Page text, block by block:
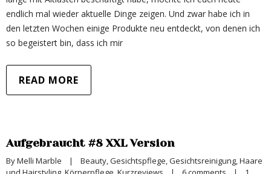
endlich mal wieder aktuelle Dinge zeigen. Und zwar habe ich in
den letzten Wochen einige Produkte neu entdeckt, von denen ich
so begeistert bin, dass ich mir
READ MORE
Aufgebraucht #8 XXL Version
By Melli Marble | Beauty, Gesichtspflege, Gesichtsreinigung, Haare